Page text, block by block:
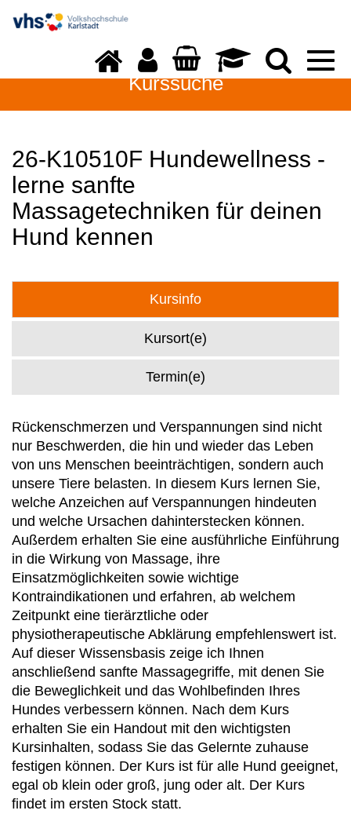
Kurssuche
26-K10510F Hundewellness -
lerne sanfte
Massagetechniken für deinen
Hund kennen
Kursinfo
Kursort(e)
Termin(e)
Rückenschmerzen und Verspannungen sind nicht
nur Beschwerden, die hin und wieder das Leben
von uns Menschen beeinträchtigen, sondern auch
unsere Tiere belasten. In diesem Kurs lernen Sie,
welche Anzeichen auf Verspannungen hindeuten
und welche Ursachen dahinterstecken können.
Außerdem erhalten Sie eine ausführliche Einführung
in die Wirkung von Massage, ihre
Einsatzmöglichkeiten sowie wichtige
Kontraindikationen und erfahren, ab welchem
Zeitpunkt eine tierärztliche oder
physiotherapeutische Abklärung empfehlenswert ist.
Auf dieser Wissensbasis zeige ich Ihnen
anschließend sanfte Massagegriffe, mit denen Sie
die Beweglichkeit und das Wohlbefinden Ihres
Hundes verbessern können. Nach dem Kurs
erhalten Sie ein Handout mit den wichtigsten
Kursinhalten, sodass Sie das Gelernte zuhause
festigen können. Der Kurs ist für alle Hund geeignet,
egal ob klein oder groß, jung oder alt. Der Kurs
findet im ersten Stock statt.